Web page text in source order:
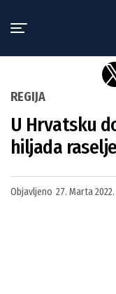
REGIJA
U Hrvatsku
hiljada
Objavljeno 27. Marta 2022.